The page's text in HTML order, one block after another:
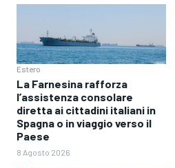
Estero
La Farnesina rafforza
l’assistenza consolare
diretta ai cittadini italiani in
Spagna o in viaggio verso il
Paese
8 Agosto 2026